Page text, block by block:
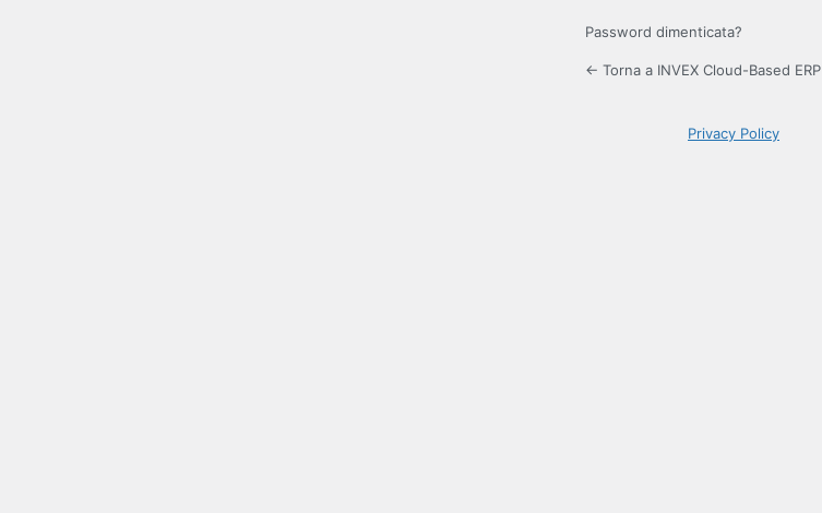
Password dimenticata?
← Torna a INVEX Cloud-Based ERP
Privacy Policy